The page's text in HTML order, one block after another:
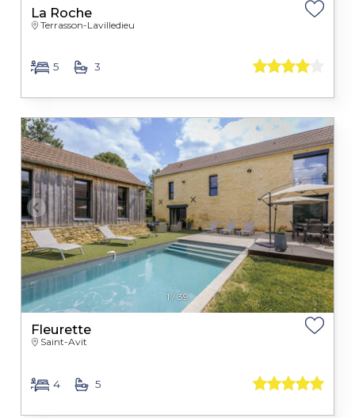
La Roche
Terrasson-Lavilledieu
5 3
1/39
Fleurette
Saint-Avit
4 5